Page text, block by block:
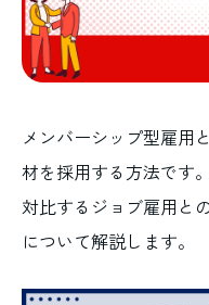
メンバーシップ型雇用
材を採用する方法です
対比するジョブ雇用と
について解説します。